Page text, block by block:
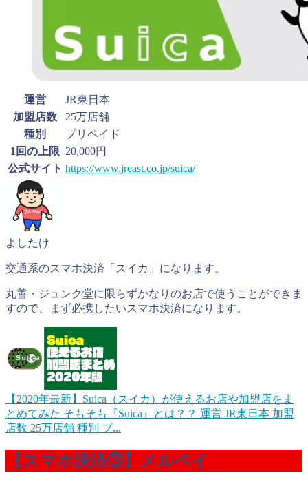
運営
JR東日本
加盟店数
25万店舗
種別
プリペイド
1回の上限 20,000円
公式サイト https://www.jreast.co.jp/suica/
よしたけ
交通系のスマホ決済「スイカ」になります。
丸善・ジュンク堂に限らずかなりのお店で使うことができま
すので、まず必携したいスマホ決済になります。
【2020年最新】Suica（スイカ）が使えるお店や加盟店をま
とめてみた そもそも『Suica』とは？？ 運営 JR東日本 加盟
店数 25万店舗 種別 プ...
【スマホ決済③】メルペイ